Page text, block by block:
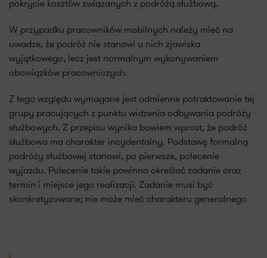
pokrycie kosztów związanych z podróżą służbową.
W przypadku pracowników mobilnych należy mieć na
uwadze, że podróż nie stanowi u nich zjawiska
wyjątkowego, lecz jest normalnym wykonywaniem
obowiązków pracowniczych.
Z tego względu wymagane jest odmienne potraktowanie tej
grupy pracujących z punktu widzenia odbywania podróży
służbowych. Z przepisu wynika bowiem wprost, że podróż
służbowa ma charakter incydentalny. Podstawę formalną
podróży służbowej stanowi, po pierwsze, polecenie
wyjazdu. Polecenie takie powinno określać zadanie oraz
termin i miejsce jego realizacji. Zadanie musi być
skonkretyzowane; nie może mieć charakteru generalnego